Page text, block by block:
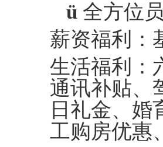
ü 全方位
薪资福利：
生活福利：
通讯补贴、
日 礼金、婚
工购房优惠